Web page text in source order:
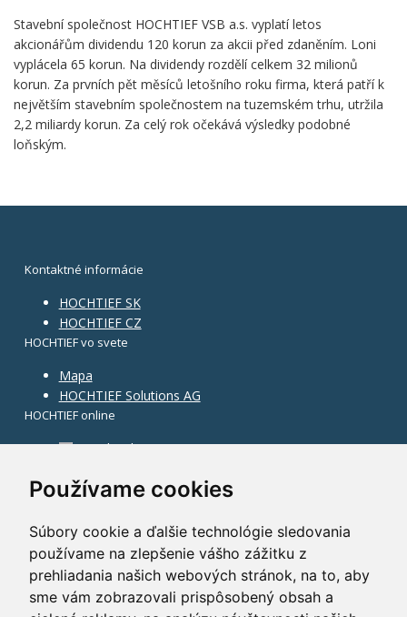
Používame cookies
Súbory cookie a ďalšie technológie sledovania
používame na zlepšenie vášho zážitku z
prehliadania našich webových stránok, na to, aby
sme vám zobrazovali prispôsobený obsah a
Stavební společnost HOCHTIEF VSB a.s. vyplatí letos
akcionářům dividendu 120 korun za akcii před zdaněním. Loni
vyplácela 65 korun. Na dividendy rozdělí celkem 32 milionů
korun. Za prvních pět měsíců letošního roku firma, která patří k
největším stavebním společnostem na tuzemském trhu, utržila
2,2 miliardy korun. Za celý rok očekává výsledky podobné
loňským.
Kontaktné informácie
HOCHTIEF SK
HOCHTIEF CZ
HOCHTIEF vo svete
Mapa
HOCHTIEF Solutions AG
HOCHTIEF online
Facebook